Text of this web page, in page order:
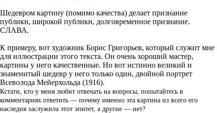
Шедевром картину (помимо качества) делает признание
публики, широкой публики, долговременное признание.
СЛАВА.
К примеру, вот художник Борис Григорьев, который служит мне
для иллюстрации этого текста. Он очень хороший мастер,
картины у него качественные. Но вот истинно великий и
знаменитый шедевр у него только один, двойной портрет
Всеволода Мейерхольда (1916).
Кстати, кто у меня любит отвечать на вопросы, попытайтесь в
комментариях ответить — почему именно эта картина из всего его
наследия заслужила этот эпитет, а другие — нет?